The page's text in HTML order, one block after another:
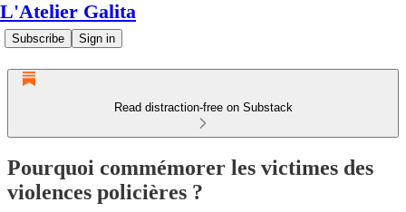
L'Atelier Galita
Subscribe Sign in
Read distraction-free on Substack
Pourquoi commémorer les victimes des
violences policières ?